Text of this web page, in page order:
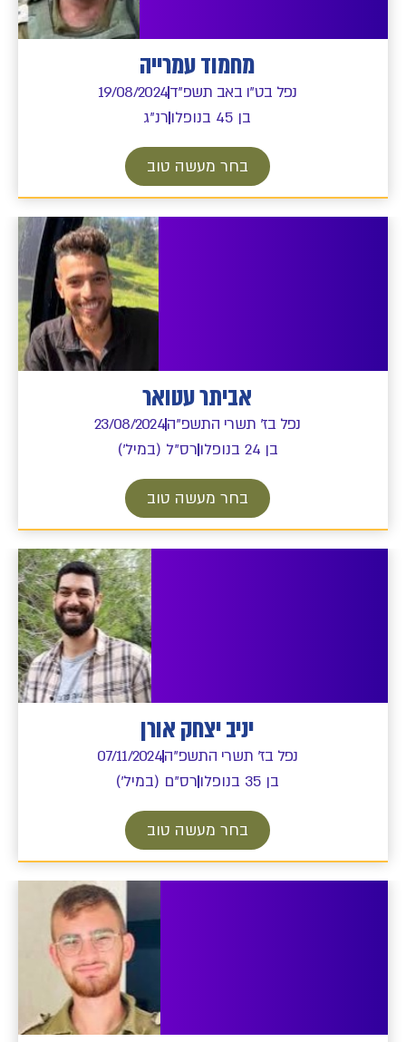
מחמוד עמרייה
נפל בט"ו באב תשפ"ד19/08/2024
בן 45 בנופלו
רנ"ג
בחר מעשה טוב
אביתר עטואר
נפל בז' תשרי התשפ"ה23/08/2024
בן 24 בנופלו
רס"ל (במיל')
בחר מעשה טוב
יניב יצחק אורן
נפל בז' תשרי התשפ"ה07/11/2024
בן 35 בנופלו
רס"ם (במיל')
בחר מעשה טוב